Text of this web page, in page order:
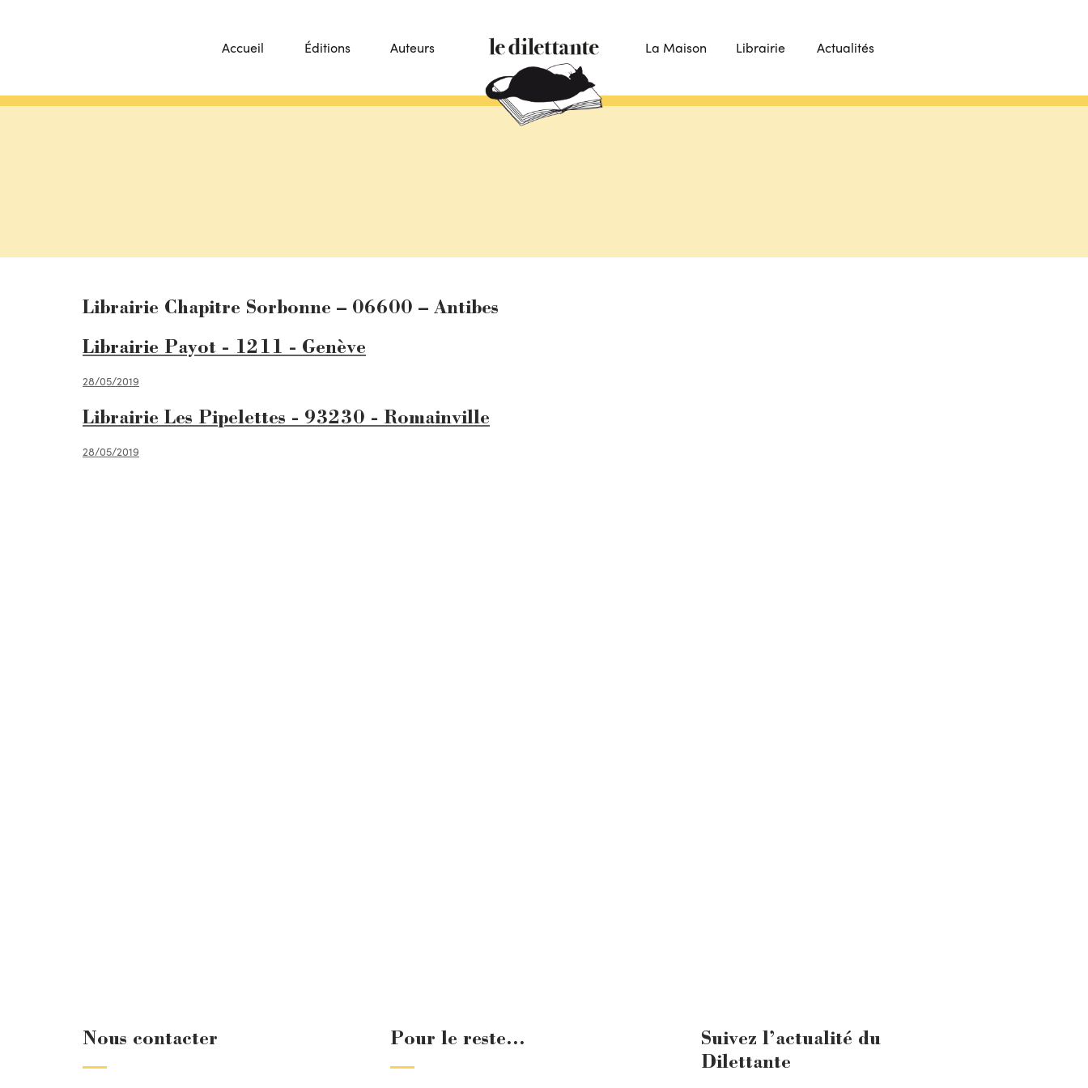
Accueil Éditions Auteurs La Maison Librairie Actualités
Librairie Chapitre Sorbonne – 06600 – Antibes
Librairie Payot - 1211 - Genève
28/05/2019
Librairie Les Pipelettes - 93230 - Romainville
28/05/2019
Nous contacter Pour le reste...
Suivez l’actualité du
Dilettante